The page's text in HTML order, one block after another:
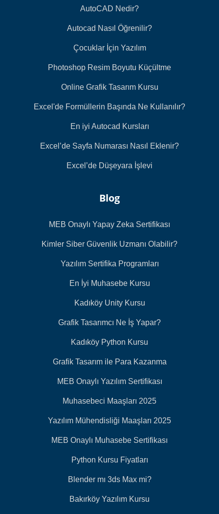
AutoCAD Nedir?
Autocad Nasıl Öğrenilir?
Çocuklar İçin Yazılım
Photoshop Resim Boyutu Küçültme
Online Grafik Tasarım Kursu
Excel'de Formüllerin Başında Ne Kullanılır?
En iyi Autocad Kursları
Excel’de Sayfa Numarası Nasıl Eklenir?
Excel’de Düşeyara İşlevi
Blog
MEB Onaylı Yapay Zeka Sertifikası
Kimler Siber Güvenlik Uzmanı Olabilir?
Yazılım Sertifika Programları
En İyi Muhasebe Kursu
Kadıköy Unity Kursu
Grafik Tasarımcı Ne İş Yapar?
Kadıköy Python Kursu
Grafik Tasarım ile Para Kazanma
MEB Onaylı Yazılım Sertifikası
Muhasebeci Maaşları 2025
Yazılım Mühendisliği Maaşları 2025
MEB Onaylı Muhasebe Sertifikası
Python Kursu Fiyatları
Blender mı 3ds Max mi?
Bakırköy Yazılım Kursu